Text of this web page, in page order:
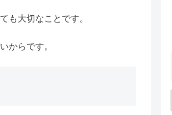
も大切なことです。
からです。